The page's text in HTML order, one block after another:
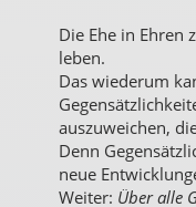
Die Ehe in Ehren
leben.
Das wiederum
auszuweichen,
Denn
neue
Weiter: Über alle